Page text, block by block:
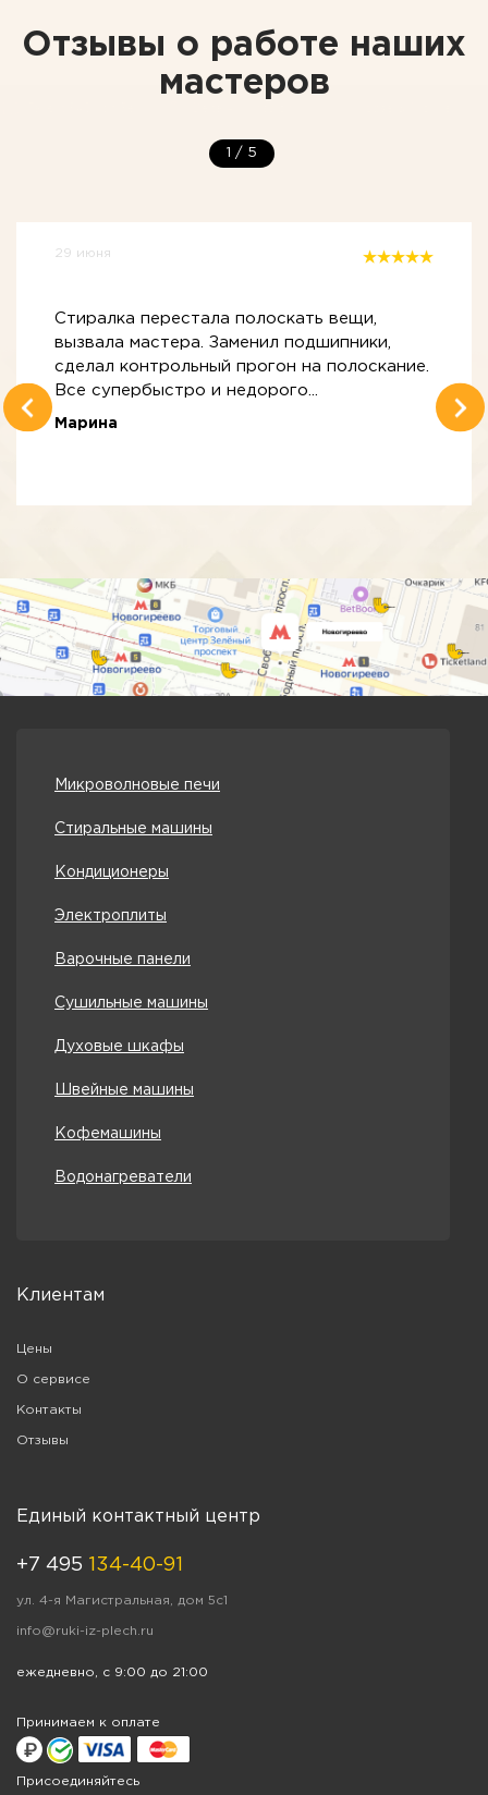
Отзывы о работе наших
мастеров
1 / 5
29 июня
Стиралка перестала полоскать вещи,
вызвала мастера. Заменил подшипники,
сделал контрольный прогон на полоскание.
Все супербыстро и недорого...
Марина
Микроволновые печи
Стиральные машины
Кондиционеры
Электроплиты
Варочные панели
Сушильные машины
Духовые шкафы
Швейные машины
Кофемашины
Водонагреватели
Клиентам
Цены
О сервисе
Контакты
Отзывы
Единый контактный центр
+7 495 134-40-91
ул. 4-я Магистральная, дом 5с1
info@ruki-iz-plech.ru
ежедневно, с 9:00 до 21:00
Принимаем к оплате
Присоединяйтесь